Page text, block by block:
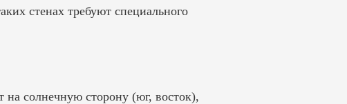
стенах требуют специального
на солнечную сторону (юг, восток),